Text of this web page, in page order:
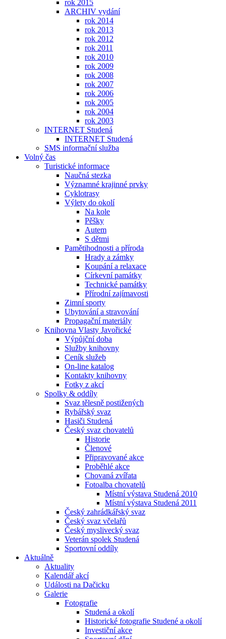
rok 2015
ARCHIV vydání
rok 2014
rok 2013
rok 2012
rok 2011
rok 2010
rok 2009
rok 2008
rok 2007
rok 2006
rok 2005
rok 2004
rok 2003
INTERNET Studená
INTERNET Studená
SMS informační služba
Volný čas
Turistické informace
Naučná stezka
Významné krajinné prvky
Cyklotrasy
Výlety do okolí
Na kole
Pěšky
Autem
S dětmi
Pamětihodnosti a příroda
Hrady a zámky
Koupání a relaxace
Církevní památky
Technické památky
Přírodní zajímavosti
Zimní sporty
Ubytování a stravování
Propagační materiály
Knihovna Vlasty Javořické
Výpůjční doba
Služby knihovny
Ceník služeb
On-line katalog
Kontakty knihovny
Fotky z akcí
Spolky & oddíly
Svaz tělesně postižených
Rybářský svaz
Hasiči Studená
Český svaz chovatelů
Historie
Členové
Připravované akce
Proběhlé akce
Chovaná zvířata
Fotoalba chovatelů
Místní výstava Studená 2010
Místní výstava Studená 2011
Český zahrádkářský svaz
Český svaz včelařů
Český myslivecký svaz
Veterán spolek Studená
Sportovní oddíly
Aktuálně
Aktuality
Kalendář akcí
Události na Dačicku
Galerie
Fotografie
Studená a okolí
Historické fotografie Studené a okolí
Investiční akce